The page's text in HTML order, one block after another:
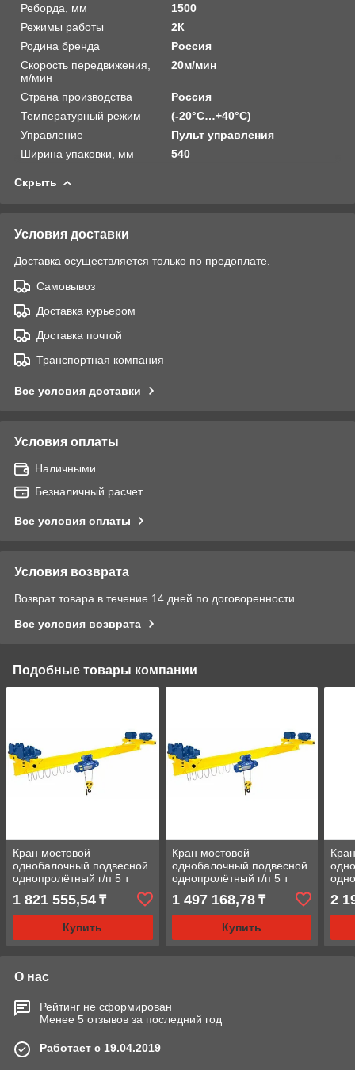
Реборда, мм
1500
Режимы работы
2К
Родина бренда
Россия
Скорость передвижения,
м/мин
20м/мин
Страна производства
Россия
Температурный режим
(-20°C…+40°C)
Управление
Пульт управления
Ширина упаковки, мм
540
Скрыть
Условия доставки
Доставка осуществляется только по предоплате.
Самовывоз
Доставка курьером
Доставка почтой
Транспортная компания
Все условия доставки
Условия оплаты
Наличными
Безналичный расчет
Все условия оплаты
Условия возврата
Возврат товара в течение 14 дней по договоренности
Все условия возврата
Подобные товары компании
Кран мостовой
однобалочный подвесной
однопролётный г/п 5 т
1 821 555,54 ₸
Купить
Кран мостовой
однобалочный подвесной
однопролётный г/п 5 т
1 497 168,78₸
Купить
2
О нас
Рейтинг не сформирован
Менее 5 отзывов за последний год
Работает с 19.04.2019